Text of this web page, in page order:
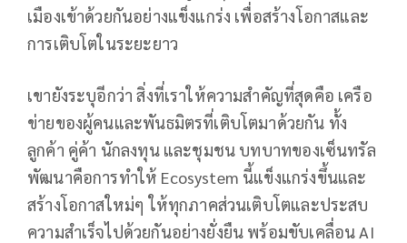
เมืองเข้าด้วยกันอย่างแข็งแกร่ง เพื่อสร้างโอกาสและ
การเติบโตในระยะยาว
เขายังระบุอีกว่า สิ่งที่เราให้ความสำคัญที่สุดคือ เครือ
ข่ายของผู้คนและพันธมิตรที่เติบโตมาด้วยกัน ทั้ง
ลูกค้า คู่ค้า นักลงทุน และชุมชน บทบาทของเซ็นทรัล
พัฒนาคือการทำให้ Ecosystem นี้แข็งแกร่งขึ้นและ
สร้างโอกาสใหม่ๆ ให้ทุกภาคส่วนเติบโตและประสบ
ความสำเร็จไปด้วยกันอย่างยั่งยืน พร้อมขับเคลื่อน AI